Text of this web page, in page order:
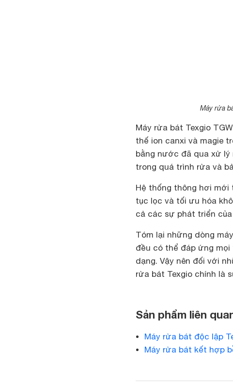
Máy rửa
Máy rửa bát Texgio
thế ion canxi và magie
bằng nước đã qua xử lý
trong quá trình rửa và
Hệ thống thông hơi mới
tục lọc và tối ưu hóa
cả các sự phát triển
Tóm lại những dòng
đều có thể đáp ứng
dạng. Vậy nên đối với
rửa bát Texgio chính là
Sản phẩm liên
Máy rửa bát độc lập
Máy rửa bát kết hợp